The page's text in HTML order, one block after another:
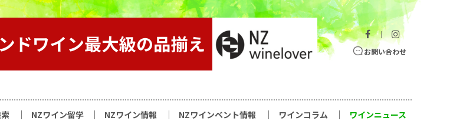
｜
お問い合わせ
NZワイン留学 NZワイン情報 NZワインベント情報 ワインコラム ワインニュース